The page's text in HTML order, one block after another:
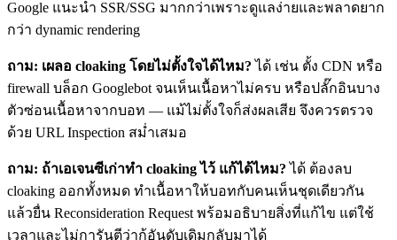
Google แนะนำ SSR/SSG มากกว่าเพราะดูแลง่ายและพลาดยาก
กว่า dynamic rendering
ถาม: เผลอ cloaking โดยไม่ตั้งใจได้ไหม? ได้ เช่น ตั้ง CDN หรือ
firewall บล็อก Googlebot จนเห็นเนื้อหาไม่ครบ หรือปลั๊กอินบาง
ตัวซ่อนเนื้อหาจากบอท — แม้ไม่ตั้งใจก็ส่งผลเสีย จึงควรตรวจ
ด้วย URL Inspection สม่ำเสมอ
ถาม: ถ้าเอเจนซีเก่าทำ cloaking ไว้ แก้ได้ไหม? ได้ ต้องลบ
cloaking ออกทั้งหมด ทำเนื้อหาให้บอทกับคนเห็นชุดเดียวกัน
แล้วยื่น Reconsideration Request พร้อมอธิบายสิ่งที่แก้ไข แต่ใช้
เวลาและไม่การันตีว่ากู้อันดับเดิมกลับมาได้